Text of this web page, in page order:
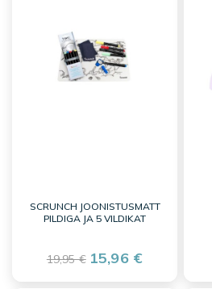
SCRUNCH JOONISTUSMATT
PILDIGA JA 5 VILDIKAT
19,95 € 15,96 €